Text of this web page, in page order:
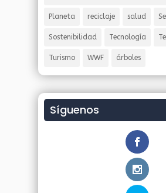
Planeta reciclaje salud
Sostenibilidad Tecnología
Turismo WWF árboles
Síguenos